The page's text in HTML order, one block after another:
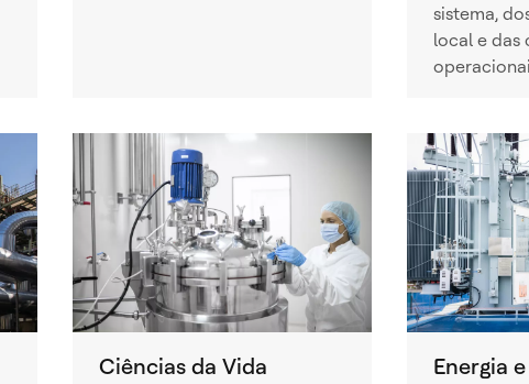
sistema,
local e das
Ciências da Vida
Energia